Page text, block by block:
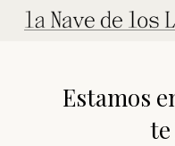
Skip
Estamos